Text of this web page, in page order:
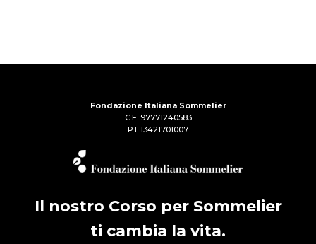
Fondazione Italiana Sommelier
C.F. 97771240583
P.I. 13421701007
Il nostro Corso per Sommelier
ti cambia la vita.